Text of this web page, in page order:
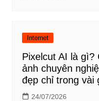
Internet
Pixelcut AI là gì?
ảnh chuyên
đẹp chỉ trong vài
24/07/2026